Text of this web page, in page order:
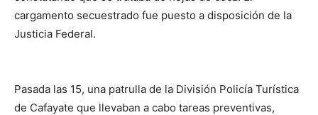
cargamento secuestrado fue puesto a disposición de la
Justicia Federal.
Pasada las 15, una patrulla de la División Policía Turística
de Cafayate que llevaban a cabo tareas preventivas,